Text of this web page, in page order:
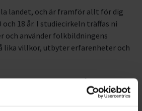
landet, och är framför allt för dig
18 år. I studiecirkeln träffas ni
och använder folkbildningens
lika villkor, utbyter erfarenheter och
barn är baserat påFN:s
i studiecirklarna finns
och arabiska.